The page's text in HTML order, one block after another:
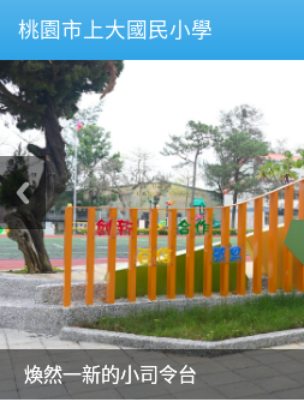
桃園市上大國民小學
美麗的操場是我們活力的來源
美麗的操場是我們活力的來源
煥然一新的小司令台
煥然一新的小司令台
富含桃園埤塘田園風光意象的中廊
富含桃園埤塘田園風光意象的中廊
嶄新的中庭廣場
嶄新的中庭廣場
水生池生生不息
水生池生生不息